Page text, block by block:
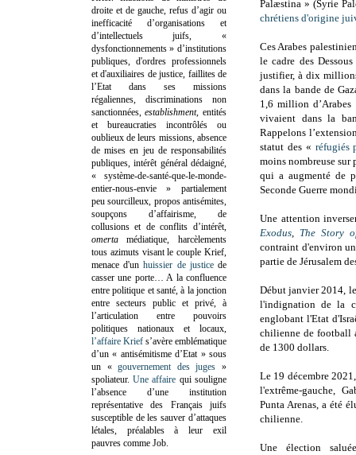
Palæstina » (Syrie
chrétiens d'origine
Ces Arabes
le cadre des
justifier, à dix
dans la bande de
1,6 million
vivaient dans la
Rappelons
statut des « réfugiés
moins nombreuse sur
qui a augmenté de
Seconde Guerre
Une attention
Exodus, The Story
contraint d'environ
partie de Jérusalem
Début janvier 2014,
l'indignation de la
englobant l'Etat
chilienne de football
de 1300 dollars.
Le 19 décembre
l'extrême-gauche,
Punta Arenas, a été
chilienne.
Une élection
droite et de gauche, refus d’agir ou
inefficacité d’organisations et
d’intellectuels juifs, «
dysfonctionnements » d’institutions
publiques, d'ordres professionnels
et d'auxiliaires de justice, faillites de
l’Etat dans ses missions
régaliennes, discriminations non
sanctionnées,establishment, entités
et bureaucraties incontrôlés ou
oublieux de leurs missions, absence
de mises en jeu de responsabilités
publiques, intérêt général dédaigné,
« système-de-santé-que-le-monde-
entier-nous-envie » partialement
peu sourcilleux, propos antisémites,
soupçons d’affairisme, de
collusions et de conflits d’intérêt,
omertamédiatique, harcèlements
tous azimuts visant le couple Krief,
menace d'unhuissier de justicede
casser une porte… A la confluence
entre politique et santé, à la jonction
entre secteurs public et privé, à
l’articulation entre pouvoirs
politiques nationaux et locaux,
l’affaire Krief s’avère emblématique
d’un « antisémitisme d’Etat » sous
un «gouvernement des juges »
spoliateur.Une affaire qui souligne
l’absence d’une institution
représentative des Français juifs
susceptible de les sauver d’attaques
létales, préalables à leur exil
pauvres comme Job.